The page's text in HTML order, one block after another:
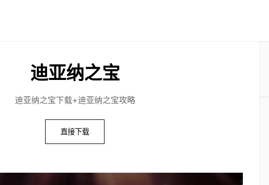
迪亚纳之宝
迪亚纳之宝下载+迪亚纳之宝攻略
直接下载